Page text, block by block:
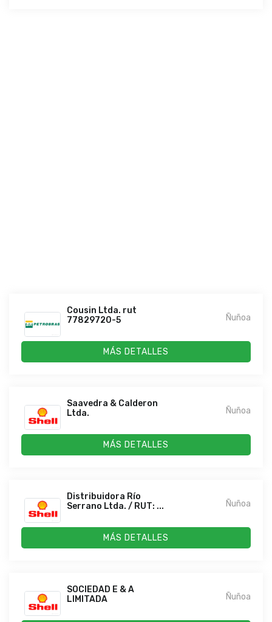
Cousin Ltda. rut
77829720-5
Ñuñoa
MÁS DETALLES
Saavedra & Calderon
Ltda.
Ñuñoa
MÁS DETALLES
Distribuidora Río
Serrano Ltda. / RUT: ...
Ñuñoa
MÁS DETALLES
SOCIEDAD E & A
LIMITADA
Ñuñoa